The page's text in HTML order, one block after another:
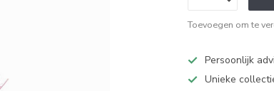
Toevoegen om te
Persoonlijk
Unieke